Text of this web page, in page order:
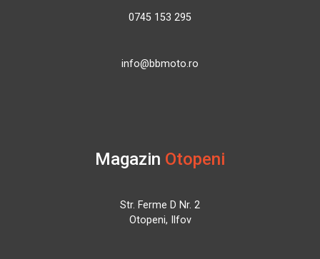
0745 153 295
info@bbmoto.ro
Magazin Otopeni
Str. Ferme D Nr. 2
Otopeni, Ilfov